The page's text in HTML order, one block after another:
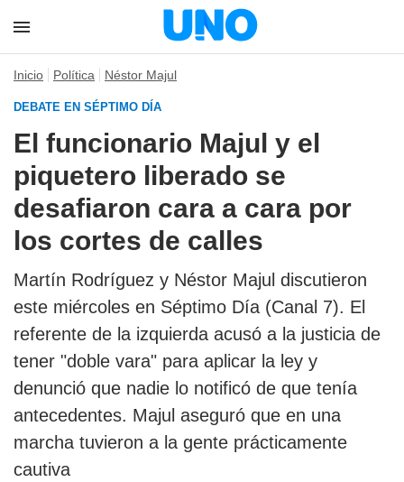
Inicio Política Néstor Majul
DEBATE EN SÉPTIMO DÍA
El funcionario Majul y el
piquetero liberado se
desafiaron cara a cara por
los cortes de calles
Martín Rodríguez y Néstor Majul discutieron
este miércoles en Séptimo Día (Canal 7). El
referente de la izquierda acusó a la justicia de
tener "doble vara" para aplicar la ley y
denunció que nadie lo notificó de que tenía
antecedentes. Majul aseguró que en una
marcha tuvieron a la gente prácticamente
cautiva